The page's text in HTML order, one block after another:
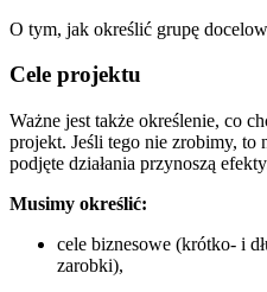
O tym, jak określić grupę
Cele projektu
Ważne jest także określenie, co
projekt. Jeśli tego nie zrobimy, to
podjęte działania przynoszą
Musimy określić:
cele biznesowe (krótko- i
zarobki),